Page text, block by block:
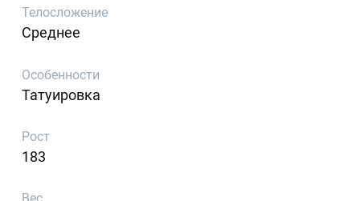
Телосложение
Среднее
Особенности
Татуировка
Рост
183